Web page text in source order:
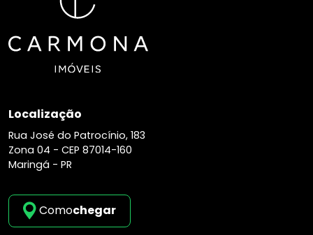
Localização
Rua José do Patrocínio, 183
Zona 04 - CEP 87014-160
Maringá - PR
Comochegar